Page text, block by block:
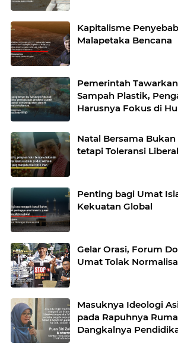
Kapitalisme
Malapetaka Bencana
Pemerintah
Sampah Plastik,
Harusnya Fokus di
Natal Bersama
tetapi Toleransi Liberal
Penting bagi Umat
Kekuatan Global
Gelar Orasi, Forum
Umat Tolak
Masuknya Ideologi
pada Rapuhnya
Dangkalnya